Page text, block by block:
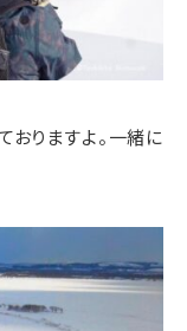
おりますよ。一緒に